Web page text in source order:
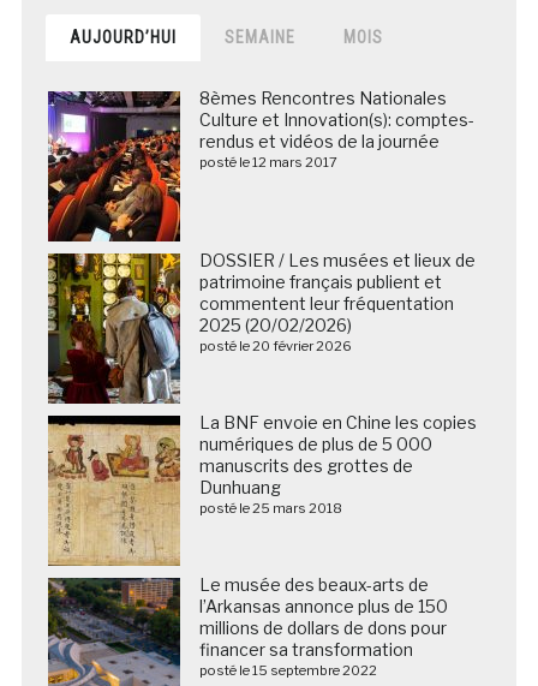
AUJOURD’HUI SEMAINE MOIS
8èmes Rencontres Nationales
Culture et Innovation(s): comptes-
rendus et vidéos de la journée
posté le 12 mars 2017
DOSSIER / Les musées et lieux de
patrimoine français publient et
commentent leur fréquentation
2025 (20/02/2026)
posté le 20 février 2026
La BNF envoie en Chine les copies
numériques de plus de 5 000
manuscrits des grottes de
Dunhuang
posté le 25 mars 2018
Le musée des beaux-arts de
l’Arkansas annonce plus de 150
millions de dollars de dons pour
financer sa transformation
posté le 15 septembre 2022